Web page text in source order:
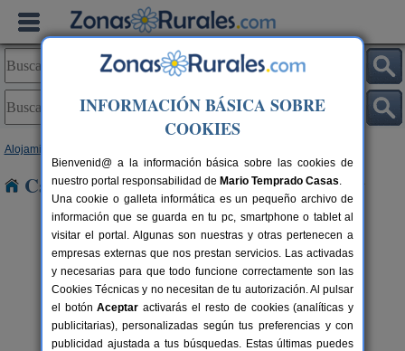
Alojamientos
Casas Rurales cerca de Ajuria
16 pers.
desde25 €
Apartamento Rural Larrago
Busturia (Vizcaya)
INFORMACIÓN BÁSICA SOBRE
COOKIES
Bienvenid@ a la información básica sobre las cookies de
nuestro portal responsabilidad de Mario Temprado Casas.
Una cookie o galleta informática es un pequeño archivo de
información que se guarda en tu pc, smartphone o tablet al
visitar el portal. Algunas son nuestras y otras pertenecen a
empresas externas que nos prestan servicios. Las activadas
y necesarias para que todo funcione correctamente son las
Cookies Técnicas y no necesitan de tu autorización. Al pulsar
el botónAceptar activarás el resto de cookies (analíticas y
publicitarias), personalizadas según tus preferencias y con
publicidad ajustada a tus búsquedas. Estas últimas puedes